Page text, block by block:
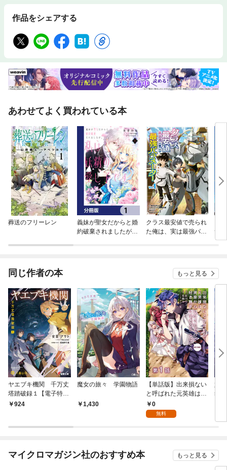
作品をシェアする
あわせてよく買われている本
葬送のフリーレン
義妹が聖女だからと婚
約破棄されましたが、
クラス最安値で売られ
た俺は、実は最強パラ
サ
版】
同じ作者の本 もっと見る
ヤエブキ機関 千万丈
塔踏破録１【電子特別
版】924
魔女の旅々 学園物語
1,430
【単話版】出来損ない
と呼ばれた元英雄は、
実家から追放されたの
で好き勝手に生きるこ
0
無料
妖
sics
マイクロマガジン社のおすすめ本 もっと見る